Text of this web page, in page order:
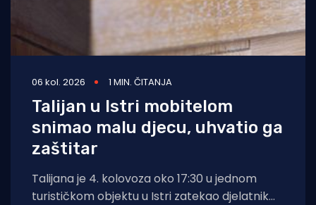
06 kol. 2026 1 MIN. ČITANJA
Talijan u Istri mobitelom
snimao malu djecu, uhvatio ga
zaštitar
Talijana je 4. kolovoza oko 17:30 u jednom
turističkom objektu u Istri zatekao djelatnik